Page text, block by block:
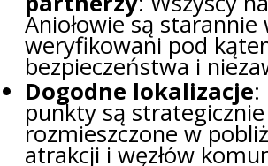
Aniołowie są
weryfikowani pod
bezpieczeństwa i
Dogodne lokalizacje:
punkty są strategicznie
rozmieszczone w
atrakcji i węzłów